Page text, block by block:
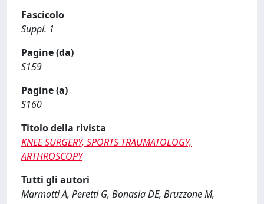
Fascicolo
Suppl. 1
Pagine (da)
S159
Pagine (a)
S160
Titolo della rivista
KNEE SURGERY, SPORTS TRAUMATOLOGY,
ARTHROSCOPY
Tutti gli autori
Marmotti A, Peretti G, Bonasia DE, Bruzzone M,